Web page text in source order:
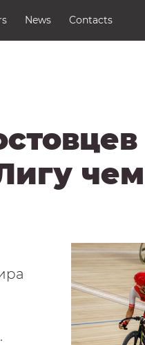
News Contacts